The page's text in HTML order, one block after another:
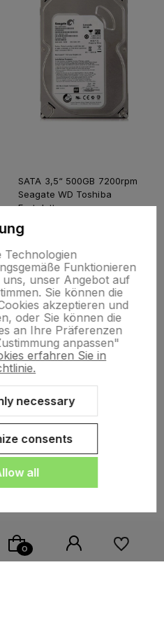
SATA 3,5“ 500GB 7200rpm
Seagate WD Toshiba
Festplatte
3,78 €
Zum Warenkorb hinzufügen
Technologien
Funktionieren
unser Angebot auf
Sie können die
akzeptieren und
oder Sie können die
an Ihre Präferenzen
anpassen"
erfahren Sie in
necessary
consents
all